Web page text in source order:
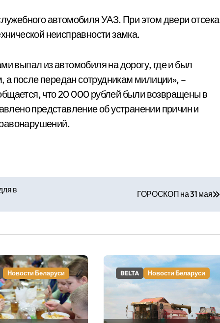
автомобиля УАЗ. При этом двери отсека
неисправности замка.
выпал из автомобиля на дорогу, где и был
после передан сотрудникам милиции», –
что 20 000 рублей были возвращены в
представление об устранении причин и
в
ГОРОСКОП на 31 мая
Новости Беларуси BELTA Новости Беларуси